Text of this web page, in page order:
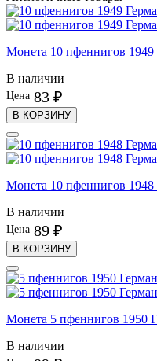
Монета 10 пфеннигов
В наличии
Цена 83 ₽
В КОРЗИНУ
Монета 10 пфеннигов
В наличии
Цена 89 ₽
В КОРЗИНУ
Монета 5 пфеннигов 1950
В наличии